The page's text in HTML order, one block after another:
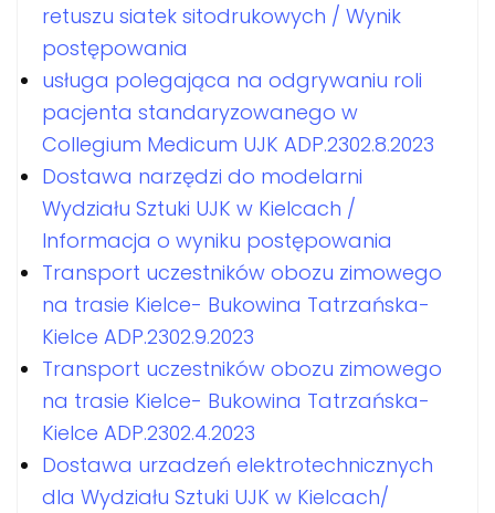
retuszu siatek sitodrukowych / Wynik
postępowania
usługa polegająca na odgrywaniu roli
pacjenta standaryzowanego w
Collegium Medicum UJK ADP.2302.8.2023
Dostawa narzędzi do modelarni
Wydziału Sztuki UJK w Kielcach /
Informacja o wyniku postępowania
Transport uczestników obozu zimowego
na trasie Kielce- Bukowina Tatrzańska-
Kielce ADP.2302.9.2023
Transport uczestników obozu zimowego
na trasie Kielce- Bukowina Tatrzańska-
Kielce ADP.2302.4.2023
Dostawa urzadzeń elektrotechnicznych
dla Wydziału Sztuki UJK w Kielcach/